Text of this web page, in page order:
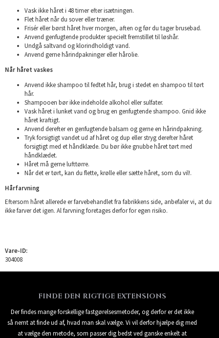
Vask ikke håret i 48 timer efter isætningen.
Flet håret når du sover eller træner.
Frisér eller børst håret hver morgen, aften og før du tager brusebad.
Anvend genfugtende produkter specielt fremstillet til løshår.
Undgå saltvand og klorindholdigt vand.
Anvend gerne hårindpakninger eller hårolie.
Når håret vaskes
Anvend ikke shampoo til fedtet hår, brug i stedet en shampoo til tørt
hår.
Shampooen bør ikke indeholde alkohol eller sulfater.
Vask håret i lunket vand og brug en genfugtende shampoo. Gnid ikke
håret kraftigt.
Anvend derefter en genfugtende balsam og gerne en hårindpakning.
Tryk forsigtigt vandet ud af håret og dup eller stryg derefter håret
forsigtigt med et håndklæde. Du bør ikke gnubbe håret tørt med
håndklædet.
Håret må gerne lufttørre.
Når det er tørt, kan du flette, krølle eller sætte håret, som du vil!.
Hårfarvning
Eftersom håret allerede er farvebehandlet fra fabrikkens side, anbefaler vi, at du
ikke farver det igen. Al farvning foretages derfor for egen risiko.
Vare-ID:
304008
FINDE DEN RIGTIGE EXTENSIONS
Der findes mange forskellige fastgørelsesmetoder, og derfor er det ikke
så nemt at finde ud af, hvad man skal vælge. Vi vil derfor hjælpe dig med
at vælge den metode, som passer dig bedst ved ganske enkelt at